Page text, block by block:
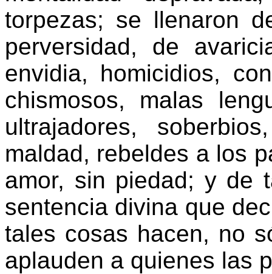
torpezas; se llenaron
perversidad, de
envidia, homicidios,
chismosos, malas
ultrajadores,
maldad, rebeldes a los
amor, sin piedad; y de
sentencia divina que
tales cosas hacen, no
aplauden a quienes las